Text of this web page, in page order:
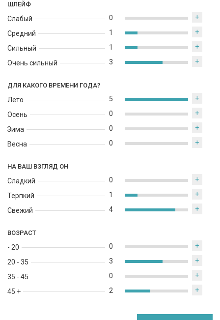
ШЛЕЙФ
Слабый
Средний
Сильный
Очень сильный
0 +
1 +
1 +
3 +
ДЛЯ КАКОГО ВРЕМЕНИ ГОДА?
Лето
Осень
Зима
Весна
5 +
0 +
0 +
0 +
НА ВАШ ВЗГЛЯД ОН
Сладкий
Терпкий
Свежий
0 +
1 +
4 +
ВОЗРАСТ
- 20
20 - 35
35 - 45
45 +
0 +
3 +
0 +
2 +